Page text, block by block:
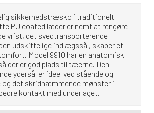
sikkerhedstræsko i traditionelt
PU coated læder er nemt at rengøre
vrist, det svedtransporterende
udskiftelige indlægssål, skaber et
Model 9910 har en anatomisk
der er god plads til tæerne. Den
ydersål er ideel ved stående og
og det skridhæmmende mønster i
kontakt med underlaget.